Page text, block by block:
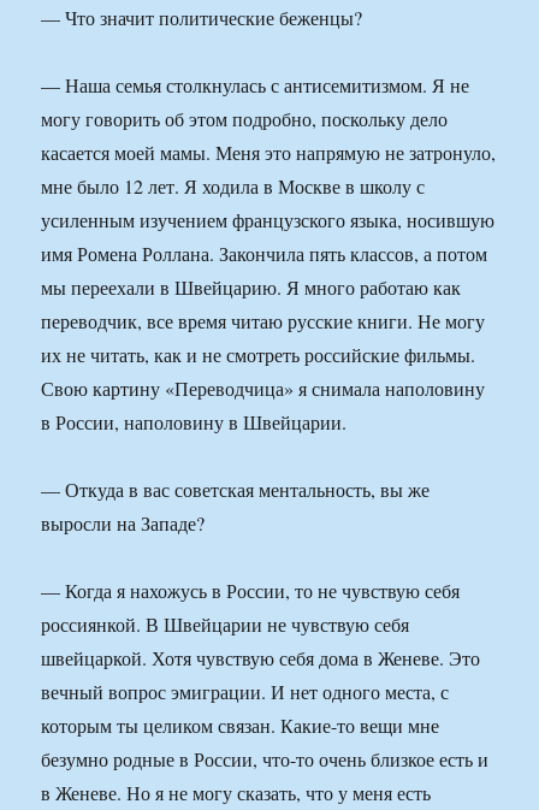
— Что значит политические беженцы?
— Наша семья столкнулась с антисемитизмом. Я не
могу говорить об этом подробно, поскольку дело
касается моей мамы. Меня это напрямую не затронуло,
мне было 12 лет. Я ходила в Москве в школу с
усиленным изучением французского языка, носившую
имя Ромена Роллана. Закончила пять классов, а потом
мы переехали в Швейцарию. Я много работаю как
переводчик, все время читаю русские книги. Не могу
их не читать, как и не смотреть российские фильмы.
Свою картину «Переводчица» я снимала наполовину
в России, наполовину в Швейцарии.
— Откуда в вас советская ментальность, вы же
выросли на Западе?
— Когда я нахожусь в России, то не чувствую себя
россиянкой. В Швейцарии не чувствую себя
швейцаркой. Хотя чувствую себя дома в Женеве. Это
вечный вопрос эмиграции. И нет одного места, с
которым ты целиком связан. Какие-то вещи мне
безумно родные в России, что-то очень близкое есть и
в Женеве. Но я не могу сказать, что у меня есть